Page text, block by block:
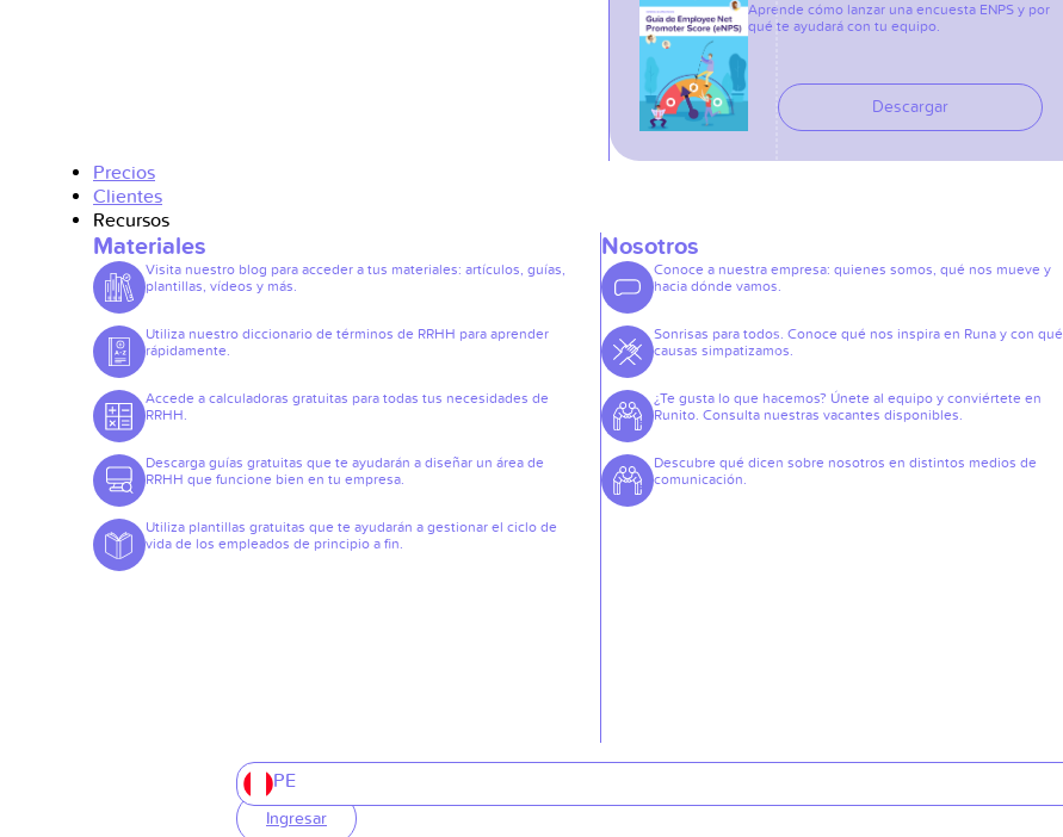
Aprende cómo lanzar una encuesta ENPS y por
qué te ayudará con tu equipo.
Descargar
Precios
Clientes
Recursos
Materiales
Visita nuestro blog para acceder a tus materiales: artículos, guías,
plantillas, vídeos y más.
Utiliza nuestro diccionario de términos de RRHH para aprender
rápidamente.
Accede a calculadoras gratuitas para todas tus necesidades de
RRHH.
Descarga guías gratuitas que te ayudarán a diseñar un área de
RRHH que funcione bien en tu empresa.
Utiliza plantillas gratuitas que te ayudarán a gestionar el ciclo de
vida de los empleados de principio a fin.
Nosotros
Conoce a nuestra empresa: quienes somos, qué nos mueve y
hacia dónde vamos.
Sonrisas para todos. Conoce qué nos inspira en Runa y con qué
causas simpatizamos.
¿Te gusta lo que hacemos? Únete al equipo y conviértete en
Runito. Consulta nuestras vacantes disponibles.
Descubre qué dicen sobre nosotros en distintos medios de
comunicación.
PE
Ingresar